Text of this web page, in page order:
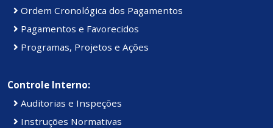
Ordem Cronológica dos Pagamentos
Pagamentos e Favorecidos
Programas, Projetos e Ações
Controle Interno:
Auditorias e Inspeções
Instruções Normativas